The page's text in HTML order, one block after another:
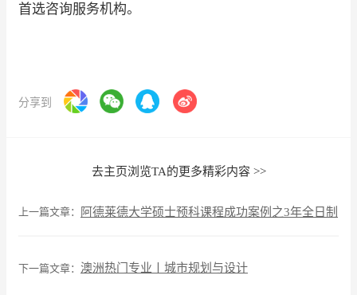
首选咨询服务机构。
分享到
去主页浏览TA的更多精彩内容 >>
上一篇文章： 阿德莱德大学硕士预科课程成功案例之3年全日制
下一篇文章： 澳洲热门专业丨城市规划与设计